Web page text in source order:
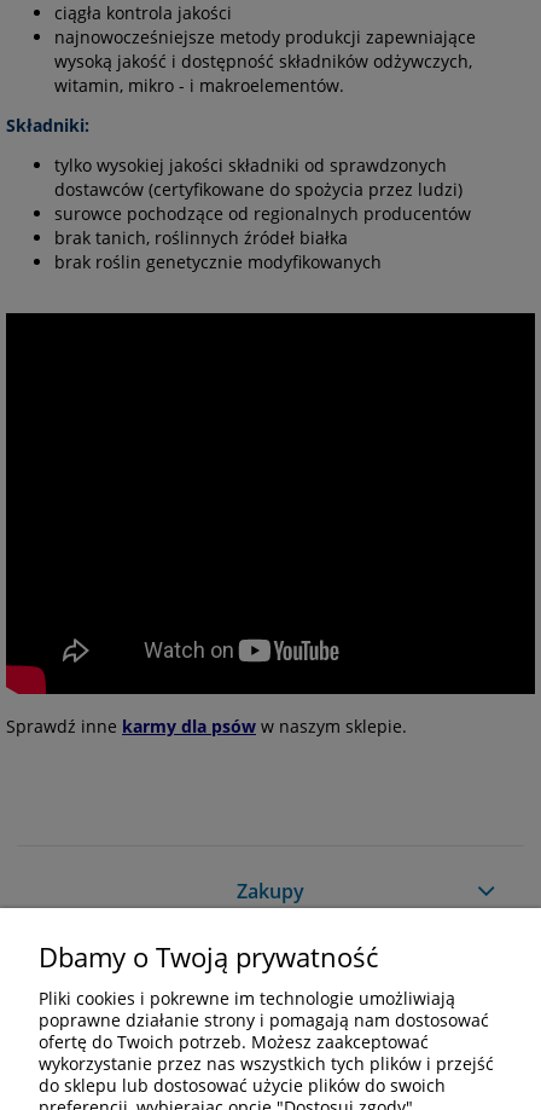
ciągła kontrola jakości
najnowocześniejsze metody produkcji zapewniające
wysoką jakość i dostępność składników odżywczych,
witamin, mikro - i makroelementów.
Składniki:
tylko wysokiej jakości składniki od sprawdzonych
dostawców (certyfikowane do spożycia przez ludzi)
surowce pochodzące od regionalnych producentów
brak tanich, roślinnych źródeł białka
brak roślin genetycznie modyfikowanych
Sprawdź inne karmy dla psów w naszym sklepie.
Zakupy
Pomoc
Moje konto
Informacje
Dbamy o Twoją prywatność
Pliki cookies i pokrewne im technologie umożliwiają
poprawne działanie strony i pomagają nam dostosować
ofertę do Twoich potrzeb. Możesz zaakceptować
wykorzystanie przez nas wszystkich tych plików i przejść
do sklepu lub dostosować użycie plików do swoich